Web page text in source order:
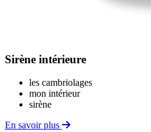
Sirène intérieure
les cambriolages
mon intérieur
sirène
En savoir plus